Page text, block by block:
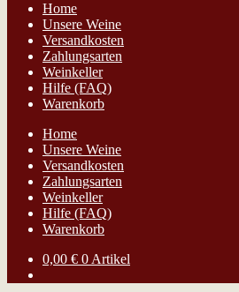
Home
Unsere Weine
Versandkosten
Zahlungsarten
Weinkeller
Hilfe (FAQ)
Warenkorb
Home
Unsere Weine
Versandkosten
Zahlungsarten
Weinkeller
Hilfe (FAQ)
Warenkorb
0,00 € 0 Artikel